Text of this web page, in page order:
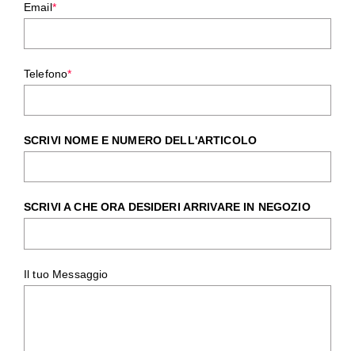
Email*
Telefono*
SCRIVI NOME E NUMERO DELL'ARTICOLO
SCRIVI A CHE ORA DESIDERI ARRIVARE IN NEGOZIO
Il tuo Messaggio